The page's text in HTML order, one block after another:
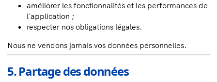
améliorer les fonctionnalités et les performances de
l'application ;
respecter nos obligations légales.
Nous ne vendons jamais vos données personnelles.
5. Partage des données